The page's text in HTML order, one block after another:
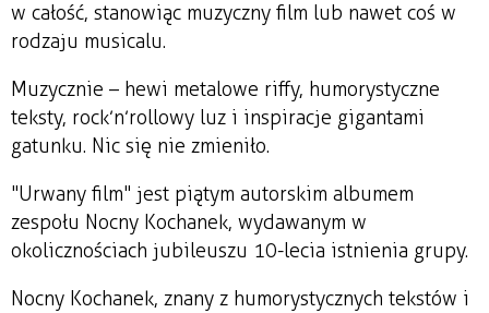
w całość, stanowiąc muzyczny film lub nawet coś w
rodzaju musicalu.
Muzycznie – hewi metalowe riffy, humorystyczne
teksty, rock’n’rollowy luz i inspiracje gigantami
gatunku. Nic się nie zmieniło.
"Urwany film" jest piątym autorskim albumem
zespołu Nocny Kochanek, wydawanym w
okolicznościach jubileuszu 10-lecia istnienia grupy.
Nocny Kochanek, znany z humorystycznych tekstów i